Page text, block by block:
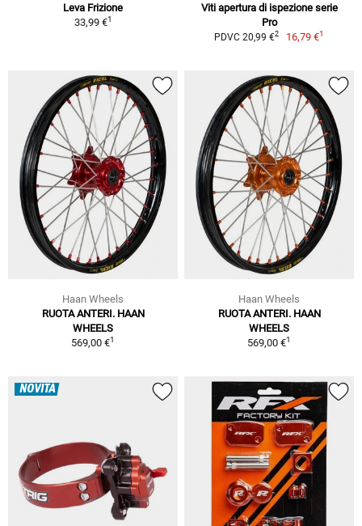
Leva Frizione
33,99 €1
Viti apertura di ispezione serie
Pro
PDVC 20,99 €2 16,79 €1
Haan Wheels
RUOTA ANTERI. HAAN
WHEELS
569,00 €1
Haan Wheels
RUOTA ANTERI. HAAN
WHEELS
569,00 €1
NOVITÀ